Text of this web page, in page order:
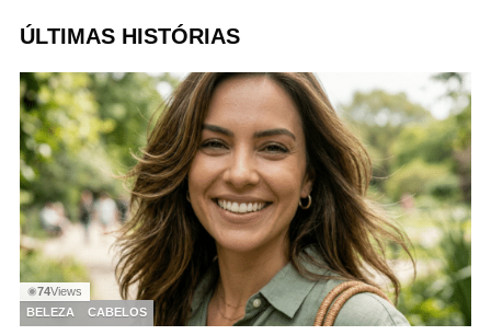
ÚLTIMAS HISTÓRIAS
◉74Views
BELEZA
CABELOS